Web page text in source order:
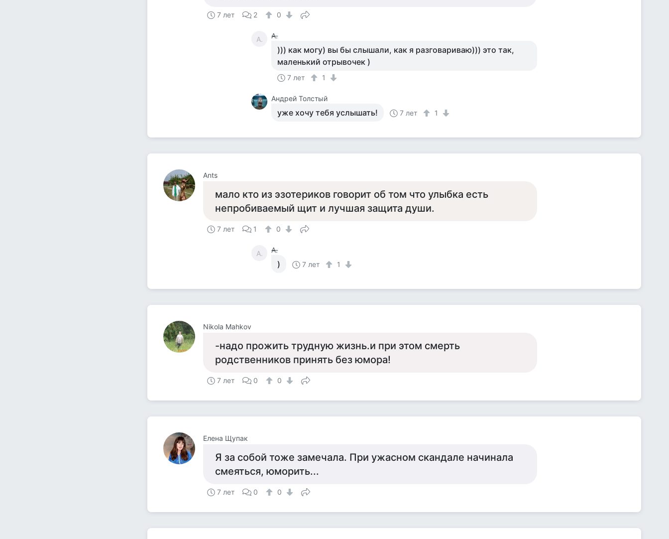
7 лет 2 0
А. А.
))) как могу) вы бы слышали, как я разговариваю))) это так,
маленький отрывочек )
7 лет 1
Андрей Толстый
уже хочу тебя услышать! 7 лет 1
Ants
мало кто из эзотериков говорит об том что улыбка есть
непробиваемый щит и лучшая защита души.
7 лет 1 0
А. А.
) 7 лет 1
Nikola Mahkov
-надо прожить трудную жизнь.и при этом смерть
родственников принять без юмора!
7 лет 0 0
Елена Щупак
Я за собой тоже замечала. При ужасном скандале начинала
смеяться, юморить...
7 лет 0 0